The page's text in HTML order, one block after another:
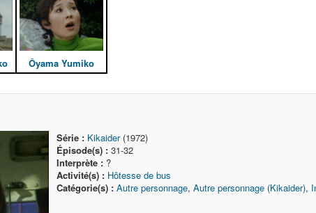
Ôyama Yumiko
Série : Kikaider(1972)
Épisode(s) : 31-32
Interprète : ?
Activité(s) : Hôtesse de bus
Catégorie(s) : Autre personnage,Autre personnage (Kikaider),